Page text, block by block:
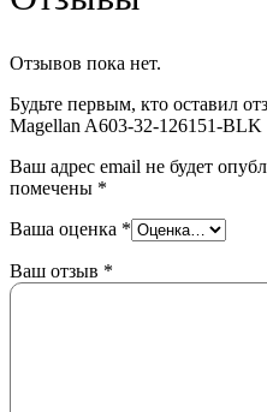
Отзывов пока нет.
Будьте первым, кто оставил
Magellan A603-32-126151-BLK
Ваш адрес email не будет
помечены *
Ваша оценка *
Ваш отзыв *